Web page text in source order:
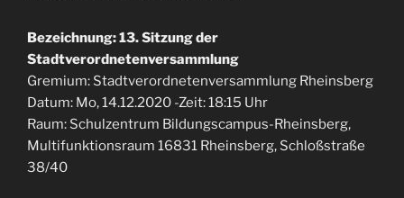
Bezeichnung: 13. Sitzung der
Stadtverordnetenversammlung
Gremium: Stadtverordnetenversammlung Rheinsberg
Datum: Mo, 14.12.2020 -Zeit: 18:15 Uhr
Raum: Schulzentrum Bildungscampus-Rheinsberg,
Multifunktionsraum 16831 Rheinsberg, Schloßstraße
38/40